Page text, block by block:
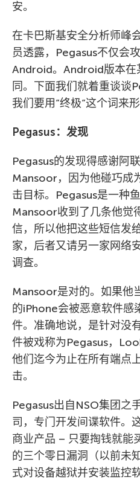
安。
在卡巴斯基安全分析师峰
员透露，Pegasus不仅会
Android。Android版本在
同。下面我们就着重谈谈
我们要用”终极”这个词来形
Pegasus：发现
Pegasus的发现得感谢阿
Mansoor，因为他碰巧成
击目标。Pegasus是一种
Mansoor收到了几条他觉
信，所以他把这些短信发
家，后者又请另一家网络
调查。
Mansoor是对的。如果他
的iPhone会被恶意软件感
件。准确地说，是针对没
件被戏称为Pegasus，
他们迄今为止在所有端点
击。
Pegasus出自NSO集团之
司，专门开发间谍软件。
商业产品 – 只要掏钱就能
的三个零日漏洞（以前未
式对设备越狱并安装监控